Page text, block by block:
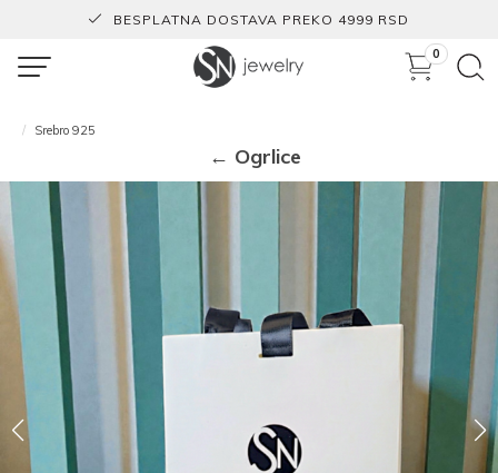
BESPLATNA DOSTAVA PREKO 4999 RSD
0
Srebro 925
← Ogrlice